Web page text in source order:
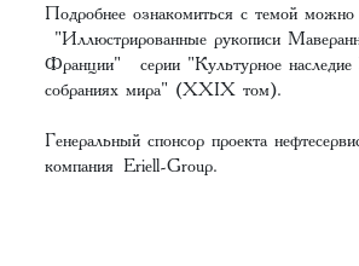
Подробнее ознакомиться с темой можно
"Иллюстрированные рукописи
Франции" серии "Культурное наследие
собраниях мира" (XXIX том).
Генеральный спонсор проекта
компанияEriell-Group.